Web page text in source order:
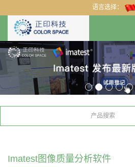
语言选择：
Imatest图像质量分析软件